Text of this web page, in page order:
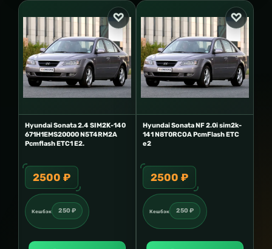
Hyundai Sonata 2.4 SIM2K-140
671H1EMS20000 N5T4RM2A
Pcmflash ETC1 E2.
2500 ₽
Кешбэк 250 ₽
Hyundai Sonata NF 2.0i sim2k-
141 N8T0RCOA PcmFlash ETC
e2
2500 ₽
Кешбэк 250 ₽